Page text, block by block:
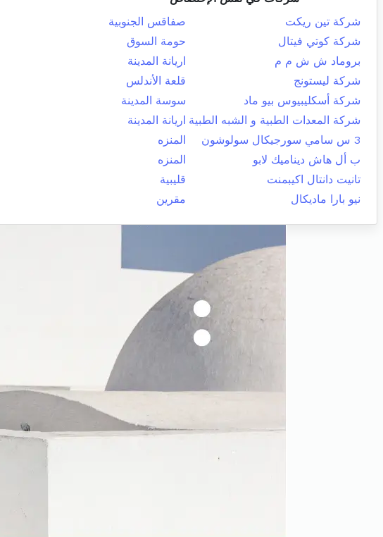
شركة تين ريكت
صفاقس الجنوبية
شركة كوتي فيتال
حومة السوق
بروماد ش ش م م
اريانة المدينة
شركة ليستونج
قلعة الأندلس
شركة أسكليبيوس بيو ماد
سوسة المدينة
شركة المعدات الطبية و الشبه الطبية اريانة المدينة
3 س سامي سورجيكال سولوشون
المنزه
ب أل هاش ديناميك لابو
المنزه
تانيت دانتال اكيبمنت
قليبية
نيو بارا ماديكال
مقرين